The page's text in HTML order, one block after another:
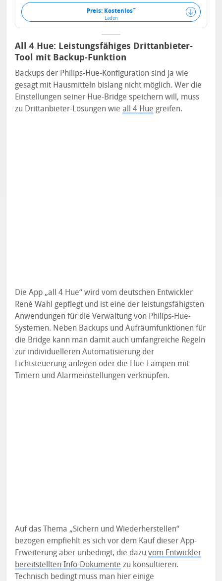
Preis: Kostenlos+
Laden
All 4 Hue: Leistungsfähiges Drittanbieter-
Tool mit Backup-Funktion
Backups der Philips-Hue-Konfiguration sind ja wie
gesagt mit Hausmitteln bislang nicht möglich. Wer die
Einstellungen seiner Hue-Bridge speichern will, muss
zu Drittanbieter-Lösungen wieall 4 Hue greifen.
Die App „all 4 Hue“ wird vom deutschen Entwickler
René Wahl gepflegt und ist eine der leistungsfähigsten
Anwendungen für die Verwaltung von Philips-Hue-
Systemen. Neben Backups und Aufräumfunktionen für
die Bridge kann man damit auch umfangreiche Regeln
zur individuelleren Automatisierung der
Lichtsteuerung anlegen oder die Hue-Lampen mit
Timern und Alarmeinstellungen verknüpfen.
Auf das Thema „Sichern und Wiederherstellen“
bezogen empfiehlt es sich vor dem Kauf dieser App-
Erweiterung aber unbedingt, die dazuvom Entwickler
bereitstellten Info-Dokumente zu konsultieren.
Technisch bedingt muss man hier einige